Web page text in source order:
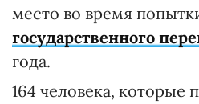
место во время
государственного
года.
164 человека, которые